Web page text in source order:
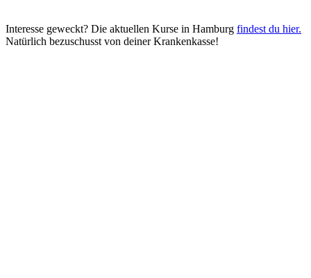
Interesse geweckt? Die aktuellen Kurse in Hamburg findest du hier.
Natürlich bezuschusst von deiner Krankenkasse!